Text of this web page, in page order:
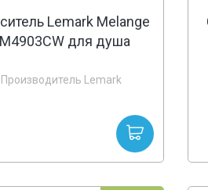
Lemark Melange
для душа
Производитель Lemark